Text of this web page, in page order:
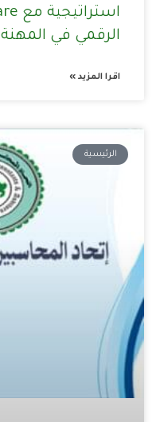
الرقمي في المهنة
اقرا المزيد »
الرئيسية